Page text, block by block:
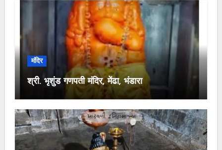
मंदिर
श्री. भृशुंड गणपती मंदिर, मेंढा, भंडारा